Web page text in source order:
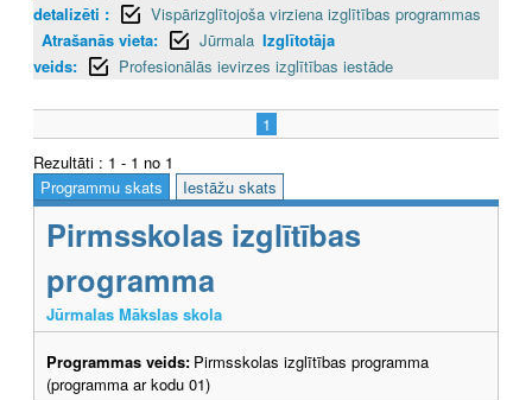
detalizēti :
Vispārizglītojoša virziena izglītības programmas
Atrašanās vieta:
Jūrmala Izglītotāja
veids:
Profesionālās ievirzes izglītības iestāde
1
Rezultāti : 1 - 1 no 1
Programmu skats
Iestāžu skats
Pirmsskolas izglītības
programma
Jūrmalas Mākslas skola
Programmas veids: Pirmsskolas izglītības programma
(programma ar kodu 01)